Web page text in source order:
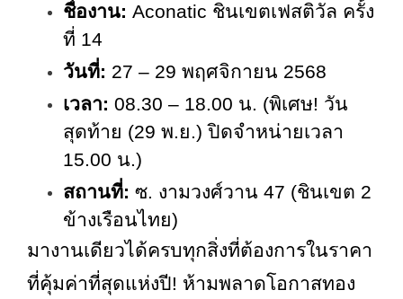
ชื่องาน: Aconatic ชินเขตเฟสติวัล ครั้ง
ที่ 14
วันที่: 27 – 29 พฤศจิกายน 2568
เวลา: 08.30 – 18.00 น. (พิเศษ! วัน
สุดท้าย (29 พ.ย.) ปิดจำหน่ายเวลา
15.00 น.)
สถานที่: ซ. งามวงศ์วาน 47 (ชินเขต 2
ข้างเรือนไทย)
มางานเดียวได้ครบทุกสิ่งที่ต้องการในราคา
ที่คุ้มค่าที่สุดแห่งปี! ห้ามพลาดโอกาสทอง